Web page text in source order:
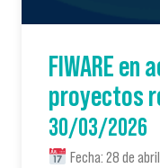
FIWARE en
proyectos
30/03/2026
Fecha: 28 de